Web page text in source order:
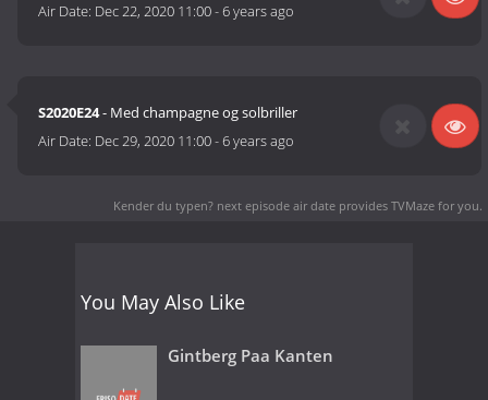
Air Date: Dec 22, 2020 11:00-6 years ago
S2020E24- Med champagne og solbriller
Air Date: Dec 29, 2020 11:00-6 years ago
Kender du typen? next episode air date provides TVMaze for you.
You May Also Like
Gintberg Paa Kanten